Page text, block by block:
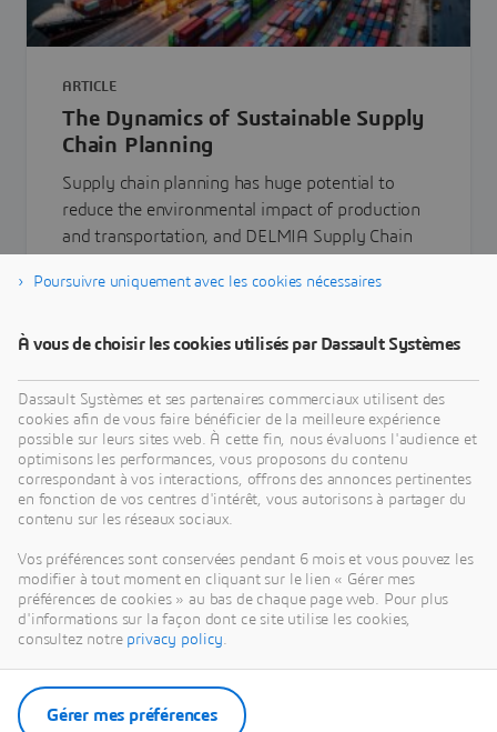
ARTICLE
The Dynamics of Sustainable Supply
Chain Planning
Supply chain planning has huge potential to
reduce the environmental impact of production
and transportation, and DELMIA Supply Chain
happen. Better supply chain planning has a ...
Read the article
Poursuivre uniquement avec les cookies nécessaires
À vous de choisir les cookies utilisés par Dassault Systèmes
Dassault Systèmes et ses partenaires commerciaux utilisent des
cookies afin de vous faire bénéficier de la meilleure expérience
possible sur leurs sites web. À cette fin, nous évaluons l'audience et
optimisons les performances, vous proposons du contenu
correspondant à vos interactions, offrons des annonces pertinentes
en fonction de vos centres d'intérêt, vous autorisons à partager du
contenu sur les réseaux sociaux.
Vos préférences sont conservées pendant 6 mois et vous pouvez les
modifier à tout moment en cliquant sur le lien « Gérer mes
préférences de cookies » au bas de chaque page web. Pour plus
d'informations sur la façon dont ce site utilise les cookies,
consultez notre privacy policy.
Gérer mes préférences